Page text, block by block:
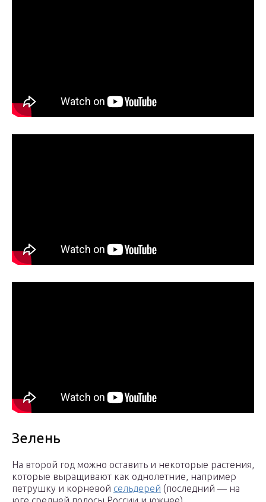
Зелень
На второй год можно оставить и некоторые растения,
которые выращивают как однолетние, например
петрушку и корневой сельдерей (последний — на